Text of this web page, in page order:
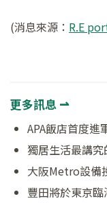
(消息來源： R.E
更多訊息 ⇀
APA飯店首度進
獨居生活最講究
大阪Metro設備
豐田將於東京